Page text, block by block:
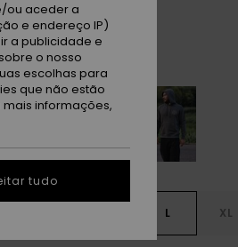
PROMO 25% EXTRA
L XL
ou aceder a
e endereço IP)
a publicidade e
o nosso
escolhas para
que não estão
informações,
tudo